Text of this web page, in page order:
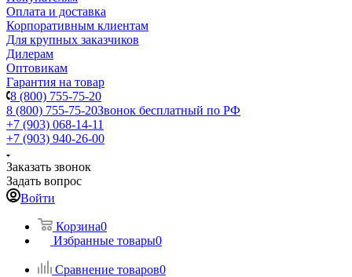
Оплата и доставка
Корпоративным клиентам
Для крупных заказчиков
Дилерам
Оптовикам
Гарантия на товар
8 (800) 755-75-20
8 (800) 755-75-20Звонок бесплатный по РФ
+7 (903) 068-14-11
+7 (903) 940-26-00
Заказать звонок
Задать вопрос
Войти
Корзина0
Избранные товары0
Сравнение товаров0